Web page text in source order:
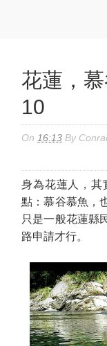
花蓮，
10
On 16:13 By
身為花蓮人，其
點：慕谷慕魚，
只是一般花蓮縣
路申請才行。